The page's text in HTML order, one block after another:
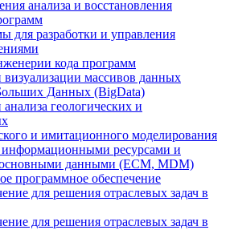
анализа и восстановления
для разработки и управления
кода программ
визуализации массивов данных
Данных (BigData)
геологических и
и имитационного моделирования
информационными ресурсами и
основными данными (ECM, MDM)
программное обеспечение
для решения отраслевых задач в
для решения отраслевых задач в